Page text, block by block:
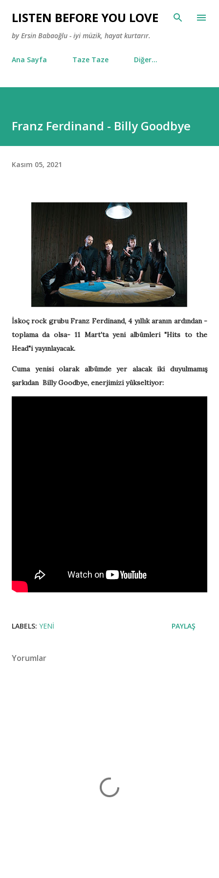
Ana içeriğe atla
LISTEN BEFORE YOU LOVE
by Ersin Babaoğlu - iyi müzik, hayat kurtarır.
Ana Sayfa Taze Taze Diğer…
Franz Ferdinand - Billy Goodbye
Kasım 05, 2021
İskoç rock grubu Franz Ferdinand, 4 yıllık aranın ardından -
toplama da olsa- 11 Mart'ta yeni albümleri "Hits to the
Head"i yayınlayacak.
Cuma yenisi olarak albümde yer alacak iki duyulmamış
şarkıdan Billy Goodbye, enerjimizi yükseltiyor:
LABELS: YENI PAYLAŞ
Yorumlar